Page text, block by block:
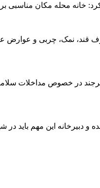
کرد: خانه محله مکان
نمک، چربی و عوارض
در خصوص مداخلات
دبیرخانه این مهم باید